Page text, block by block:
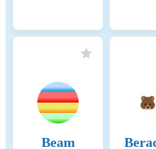
Energiankulutuksen resurssit
ja menetelmät
Beam